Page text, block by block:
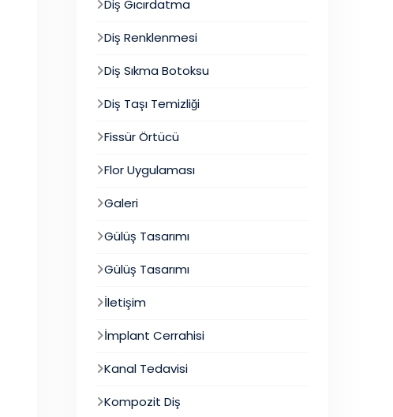
Diş Gıcırdatma
Diş Renklenmesi
Diş Sıkma Botoksu
Diş Taşı Temizliği
Fissür Örtücü
Flor Uygulaması
Galeri
Gülüş Tasarımı
Gülüş Tasarımı
İletişim
İmplant Cerrahisi
Kanal Tedavisi
Kompozit Diş